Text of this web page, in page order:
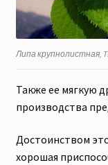
Липа крупнолистная,
Также ее мягкую
производства
Достоинством
хорошая